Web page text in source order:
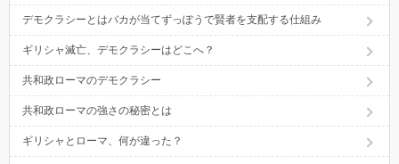
デモクラシーとはバカが当てずっぽうで賢者を支配する仕組み
ギリシャ滅亡、デモクラシーはどこへ？
共和政ローマのデモクラシー
共和政ローマの強さの秘密とは
ギリシャとローマ、何が違った？